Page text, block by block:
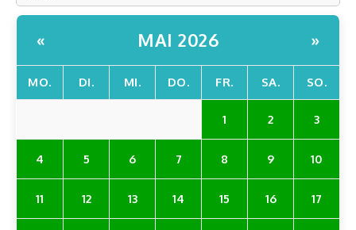
« MAI 2026 »
MO. DI. MI. DO. FR. SA. SO.
1 2 3
4 5 6 7 8 9 10
11 12 13 14 15 16 17